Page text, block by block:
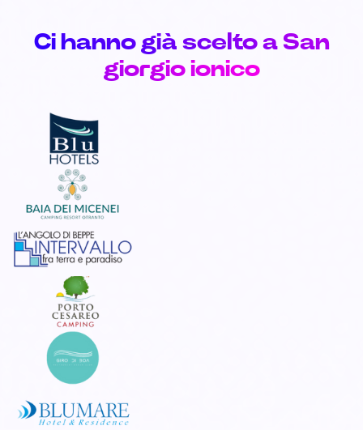
Ci hanno già scelto a San
giorgio ionico